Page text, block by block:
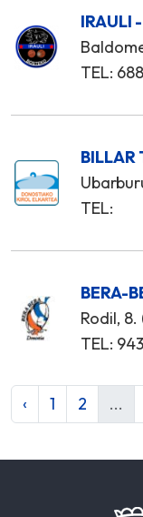
IRAULI
TEL:
BILLAR
TEL:
BERA-
Rodil,
TEL:
‹ 1 2 ...